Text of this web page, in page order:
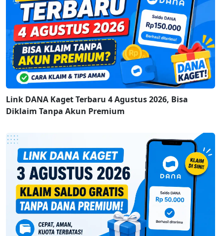
Link DANA Kaget Terbaru 4 Agustus 2026, Bisa
Diklaim Tanpa Akun Premium